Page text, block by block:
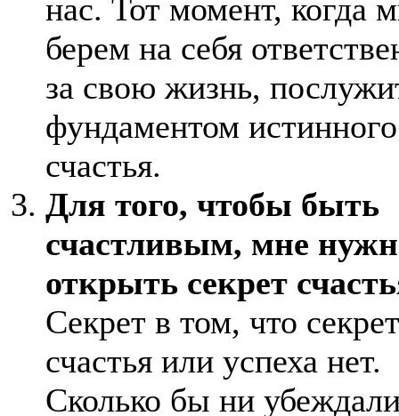
нас. Тот момент, когда
берем на себя
за свою жизнь,
фундаментом истинного
счастья.
Для того, чтобы быть
счастливым, мне
открыть секрет
Секрет в том, что
счастья или успеха нет.
Сколько бы ни